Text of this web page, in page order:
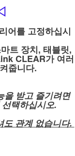
어를 고정하십시
트 장치, 태블릿,
CLEAR가 여러
줍니다.
을 받고 즐기려면
택하십시오.
도 관계 없습니다.